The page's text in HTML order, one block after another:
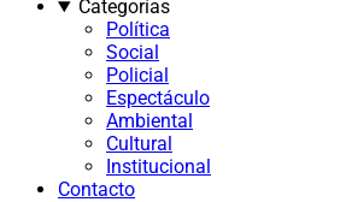
Categorías
Política
Social
Policial
Espectáculo
Ambiental
Cultural
Institucional
Contacto